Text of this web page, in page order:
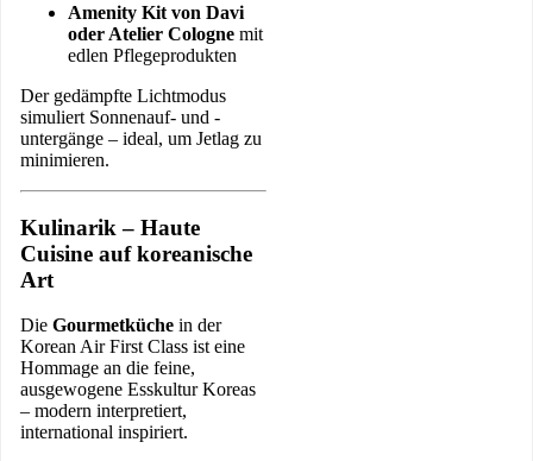
Amenity Kit von Davi
oder Atelier Cologne mit
edlen Pflegeprodukten
Der gedämpfte Lichtmodus
simuliert Sonnenauf- und -
untergänge – ideal, um Jetlag zu
minimieren.
Kulinarik – Haute
Cuisine auf koreanische
Art
Die Gourmetküche in der
Korean Air First Class ist eine
Hommage an die feine,
ausgewogene Esskultur Koreas
– modern interpretiert,
international inspiriert.